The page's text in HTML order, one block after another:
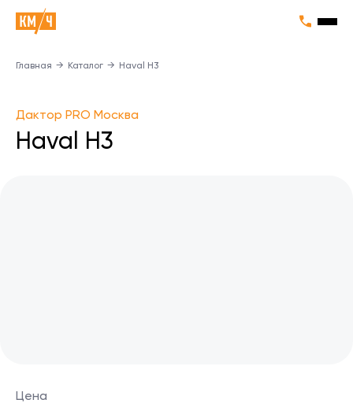
Главная → Каталог → Haval H3
Дактор PRO Москва
Haval H3
Цена